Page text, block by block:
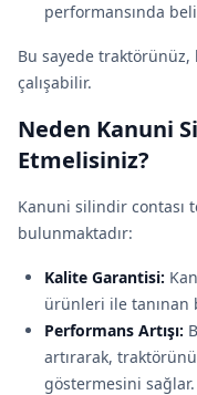
performansında
Bu sayede
çalışabilir.
Neden Kanuni
Etmelisiniz?
Kanuni silindir contası
bulunmaktadır:
Kalite Garantisi:
ürünleri ile tanınan
Performans Artışı:
artırarak,
göstermesini sağlar.